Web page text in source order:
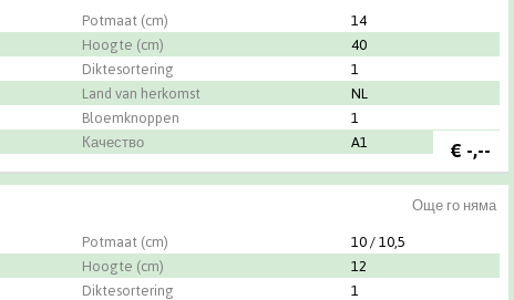
Potmaat (cm)
14
Hoogte (cm)
40
Diktesortering
1
Land van herkomst
NL
Bloemknoppen
1
Качество
A1 € -,--
Още го няма
Potmaat (cm)
10 / 10,5
Hoogte (cm)
12
Diktesortering
1